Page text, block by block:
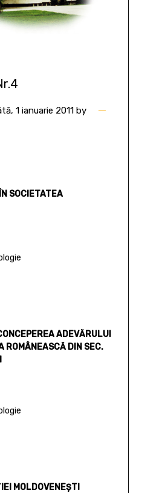
1 ianuarie 2011by
SOCIETATEA
ADEVĂRULUI
ROMÂNEASCĂ DIN SEC.
MOLDOVENEŞTI